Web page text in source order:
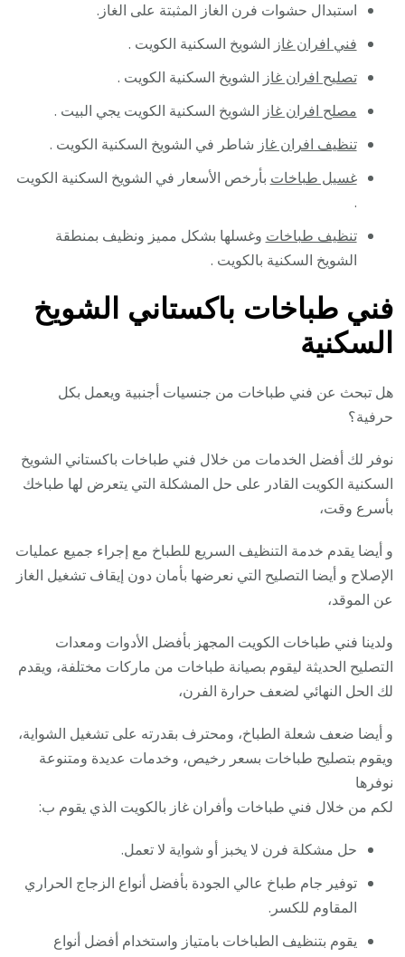
استبدال حشوات فرن الغاز المثبتة على الغاز.
فني افران غاز الشويخ السكنية الكويت .
تصليح افران غاز الشويخ السكنية الكويت .
مصلح افران غاز الشويخ السكنية الكويت يجي البيت .
تنظيف افران غاز شاطر في الشويخ السكنية الكويت .
غسيل طباخات بأرخص الأسعار في الشويخ السكنية الكويت
.
تنظيف طباخات وغسلها بشكل مميز ونظيف بمنطقة
الشويخ السكنية بالكويت .
فني طباخات باكستاني الشويخ
السكنية
هل تبحث عن فني طباخات من جنسيات أجنبية ويعمل بكل
حرفية؟
نوفر لك أفضل الخدمات من خلال فني طباخات باكستاني الشويخ
السكنية الكويت القادر على حل المشكلة التي يتعرض لها طباخك
بأسرع وقت،
و أيضا يقدم خدمة التنظيف السريع للطباخ مع إجراء جميع عمليات
الإصلاح و أيضا التصليح التي نعرضها بأمان دون إيقاف تشغيل الغاز
عن الموقد،
ولدينا فني طباخات الكويت المجهز بأفضل الأدوات ومعدات
التصليح الحديثة ليقوم بصيانة طباخات من ماركات مختلفة، ويقدم
لك الحل النهائي لضعف حرارة الفرن،
و أيضا ضعف شعلة الطباخ، ومحترف بقدرته على تشغيل الشواية،
ويقوم بتصليح طباخات بسعر رخيص، وخدمات عديدة ومتنوعة
نوفرها
لكم من خلال فني طباخات وأفران غاز بالكويت الذي يقوم ب:
حل مشكلة فرن لا يخبز أو شواية لا تعمل.
توفير جام طباخ عالي الجودة بأفضل أنواع الزجاج الحراري
المقاوم للكسر.
يقوم بتنظيف الطباخات بامتياز واستخدام أفضل أنواع